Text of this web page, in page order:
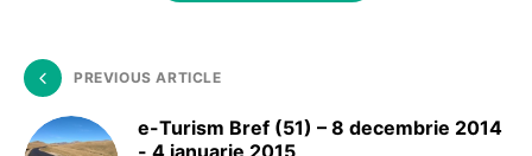
PREVIOUS ARTICLE
e-Turism Bref (51) – 8 decembrie 2014
- 4 ianuarie 2015